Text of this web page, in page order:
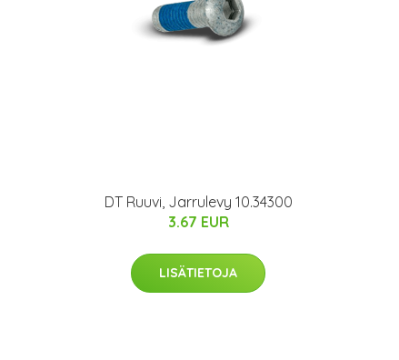
DT Ruuvi, Jarrulevy 10.34300
3.67 EUR
LISÄTIETOJA